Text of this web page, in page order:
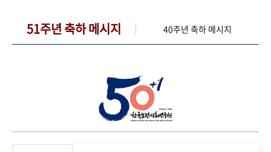
51주년 축하 메시지 40주년 축하 메시지